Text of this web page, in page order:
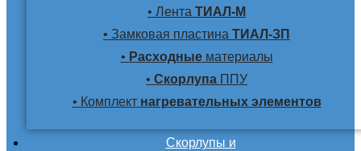
• Лента ТИАЛ-М
• Замковая пластина ТИАЛ-ЗП
• Расходныематериалы
• Скорлупа ППУ
• Комплектнагревательных элементов
Скорлупы и